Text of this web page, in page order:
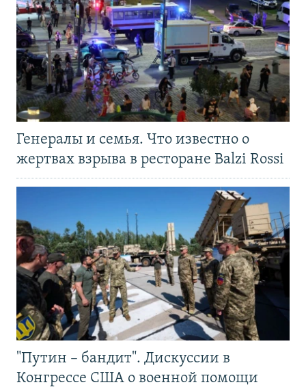
Генералы и семья. Что известно о
жертвах взрыва в ресторане Balzi Rossi
"Путин – бандит". Дискуссии в
Конгрессе США о военной помощи